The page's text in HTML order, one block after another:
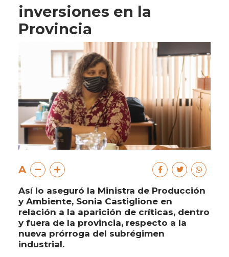
inversiones en la
Provincia
A
Así lo aseguró la Ministra de Producción
y Ambiente, Sonia Castiglione en
relación a la aparición de críticas, dentro
y fuera de la provincia, respecto a la
nueva prórroga del subrégimen
industrial.